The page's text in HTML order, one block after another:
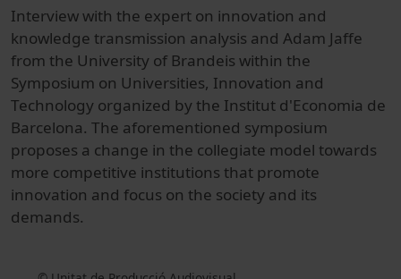
Interview with the expert on innovation and
knowledge transmission analysis and Adam Jaffe
from the University of Brandeis within the
Symposium on Universities, Innovation and
Technology organized by the Institut d'Economia de
Barcelona. The aforementioned symposium
proposes a change in the collegiate model towards
more competitive institutions that promote
innovation and focus on the society and its
demands.